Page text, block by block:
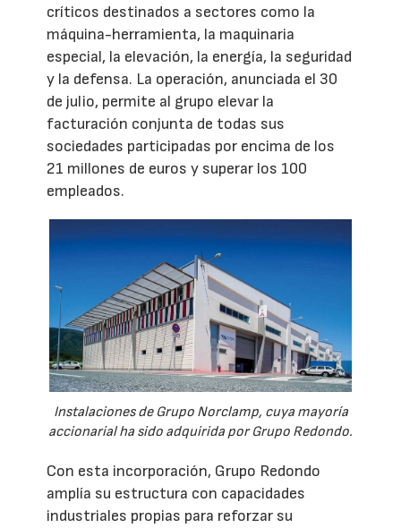
críticos destinados a sectores como la
máquina-herramienta, la maquinaria
especial, la elevación, la energía, la seguridad
y la defensa. La operación, anunciada el 30
de julio, permite al grupo elevar la
facturación conjunta de todas sus
sociedades participadas por encima de los
21 millones de euros y superar los 100
empleados.
Instalaciones de Grupo Norclamp, cuya mayoría
accionarial ha sido adquirida por Grupo Redondo.
Con esta incorporación, Grupo Redondo
amplía su estructura con capacidades
industriales propias para reforzar su